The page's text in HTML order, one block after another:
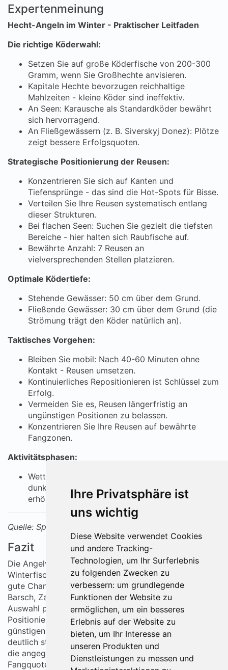
Ihre Privatsphäre ist
uns wichtig
Diese Website verwendet Cookies
und andere Tracking-
Technologien, um Ihr Surferlebnis
zu folgenden Zwecken zu
verbessern: um grundlegende
Funktionen der Website zu
ermöglichen, um ein besseres
Erlebnis auf der Website zu
bieten, um Ihr Interesse an
unseren Produkten und
Dienstleistungen zu messen und
Expertenmeinung
Hecht-Angeln im Winter - Praktischer Leitfaden
Die richtige Köderwahl:
Setzen Sie auf große Köderfische von 200-300
Gramm, wenn Sie Großhechte anvisieren.
Kapitale Hechte bevorzugen reichhaltige
Mahlzeiten - kleine Köder sind ineffektiv.
An Seen: Karausche als Standardköder bewährt
sich hervorragend.
An Fließgewässern (z. B. Siverskyj Donez): Plötze
zeigt bessere Erfolgsquoten.
Strategische Positionierung der Reusen:
Konzentrieren Sie sich auf Kanten und
Tiefensprünge - das sind die Hot-Spots für Bisse.
Verteilen Sie Ihre Reusen systematisch entlang
dieser Strukturen.
Bei flachen Seen: Suchen Sie gezielt die tiefsten
Bereiche - hier halten sich Raubfische auf.
Bewährte Anzahl: 7 Reusen an
vielversprechenden Stellen platzieren.
Optimale Ködertiefe:
Stehende Gewässer: 50 cm über dem Grund.
Fließende Gewässer: 30 cm über dem Grund (die
Strömung trägt den Köder natürlich an).
Taktisches Vorgehen:
Bleiben Sie mobil: Nach 40-60 Minuten ohne
Kontakt - Reusen umsetzen.
Kontinuierliches Repositionieren ist Schlüssel zum
Erfolg.
Vermeiden Sie es, Reusen längerfristig an
ungünstigen Positionen zu belassen.
Konzentrieren Sie Ihre Reusen auf bewährte
Fangzonen.
Aktivitätsphasen:
Wetterwechsel triggern Hechte: Schneefall und
dunkelwerdende Eisoberfläche führen zu
erhöhter Aktivität.
Quelle: Spinning-Profis
Fazit
Die Angelvorhersage für Düsseldorf zeigt, dass der
Winterfischereizeitraum trotz kühler Temperaturen
gute Chancen für das erfolgreiche Angeln auf Hecht,
Barsch, Zander und Friedfische bietet. Durch die
Auswahl passender Ködergrößen, das gezielte
Positionieren der Reusen und das Nutzen der
günstigen Wetterfenster können Angler ihren Erfolg
deutlich steigern. Bleiben Sie flexibel und beachten Sie
die angegebenen optimalen Ködertiefen, um Ihre
Fangquote zu verbessern.